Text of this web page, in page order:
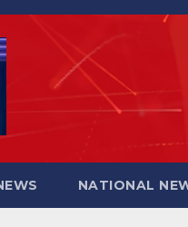
NATIONAL